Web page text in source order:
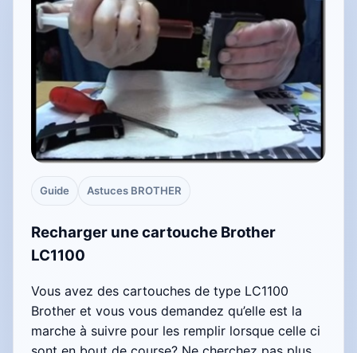
Guide Astuces BROTHER
Recharger une cartouche Brother
LC1100
Vous avez des cartouches de type LC1100
Brother et vous vous demandez qu’elle est la
marche à suivre pour les remplir lorsque celle ci